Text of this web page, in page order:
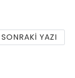
SONRAKI YAZI